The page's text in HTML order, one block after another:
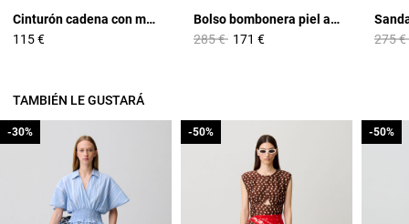
Cinturón cadena con medallones CP
115 €
Bolso bombonera piel ajustable
Price reduced from
285 €to171 € Price
275 €
TAMBIÉN LE GUSTARÁ
-30%
-30% -50%
-50% -50%
-50%